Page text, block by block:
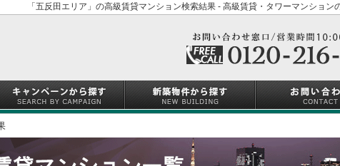
「五反田エリア」の高級賃貸マンション検索結果 - 高級賃貸・タワーマンション